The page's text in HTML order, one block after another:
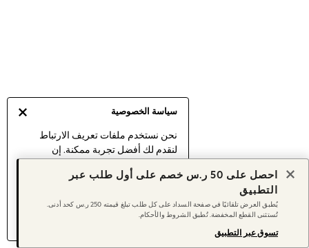
سياسة الخصوصية
نحن نستخدم ملفات تعريف الارتباط
لنقدم لك أفضل تجربة ممكنة. إن
موافقتك على استخدامنا لملفات تعريف
اكتشف المزيد عن إدارة إعدادات ملفات
تعريف الارتباط (الكوكيز).
Sun Hats & Caps
Women's Holiday Shop
Women's Travel Styles
Dresses
Occasionwear
Linen Collection
Tops & T-Shirts
احصل على 50 ر.س خصم على أول طلب عبر
التطبيق
يُطبق العرض تلقائيًا في صفحة السداد على كل طلب تبلغ قيمته 250 ر.س كحد أدنى.
تُستثنى القطع المخفضة. تُطبق الشروط والأحكام.
تسوق عبر التطبيق